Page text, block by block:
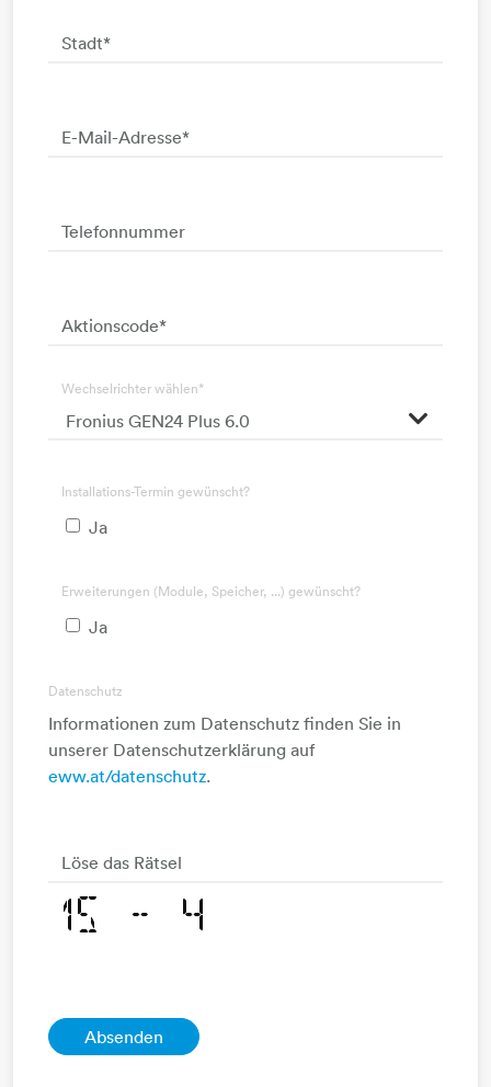
Stadt*
E-Mail-Adresse*
Telefonnummer
Aktionscode*
Wechselrichter wählen*
Installations-Termin gewünscht?
Ja
Erweiterungen (Module, Speicher, ...) gewünscht?
Ja
Datenschutz
Informationen zum Datenschutz finden Sie in
unserer Datenschutzerklärung auf
eww.at/datenschutz.
Löse das Rätsel